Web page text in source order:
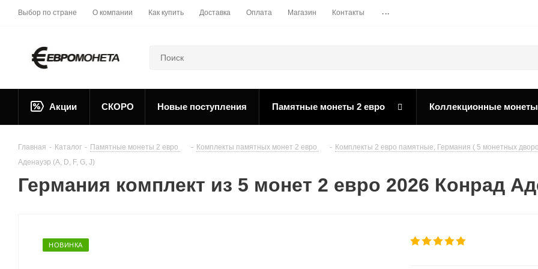
Выбор по стране О компании Как купить Доставка Оплата Магазин Контакты ...
Акции СКОРО Новые поступления Памятные монеты 2 евро Коллекционные
Главная - Каталог - Памятные монеты 2 евро - Комплекты памятных монет 2 евро - Комплекты 2 евро памятные, Германия ( 5 монетных
Аденауэр (A, D, F, G, J)
Германия комплект из 5 монет 2 евро 2026 Конрад
НОВИНКА